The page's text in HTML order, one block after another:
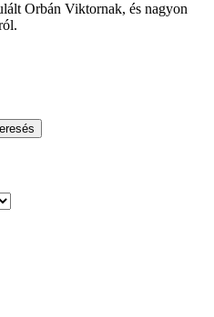
Orbán Viktornak, és nagyon